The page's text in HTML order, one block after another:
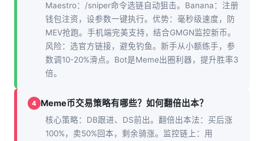
Maestro：/sniper命令选链自动狙击。Banana：注册
钱包注资，设参数一键执行。优势：毫秒级速度，防
MEV抢跑。手机端完美支持，结合GMGN监控新币。
风险：选官方链接，避免钓鱼。新手从小额练手，参
数调10-20%滑点。Bot是Meme出圈利器，提升胜率3
倍。
4 Meme币交易策略有哪些？如何翻倍出本？
核心策略：DB跟进、DS前出。翻倍出本法：买后涨
100%，卖50%回本，剩余骑涨。监控链上：用